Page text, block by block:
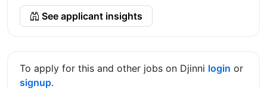
See applicant insights
To apply for this and other jobs on Djinni login or
signup.